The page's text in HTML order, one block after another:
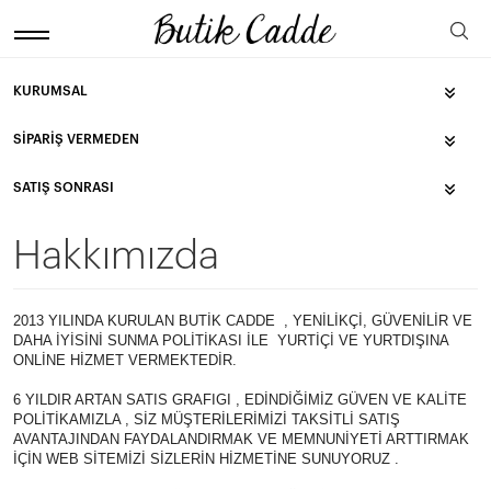
KURUMSAL
SIPARIŞ VERMEDEN
SATIŞ SONRASI
Hakkımızda
2013 YILINDA KURULAN BUTİK CADDE , YENİLİKÇİ, GÜVENİLİR VE
DAHA İYİSİNİ SUNMA POLİTİKASI İLE YURTİÇİ VE YURTDIŞINA
ONLİNE HİZMET VERMEKTEDİR.
6 YILDIR ARTAN SATIS GRAFIGI , EDİNDİĞİMİZ GÜVEN VE KALİTE
POLİTİKAMIZLA , SİZ MÜŞTERİLERİMİZİ TAKSİTLİ SATIŞ
AVANTAJINDAN FAYDALANDIRMAK VE MEMNUNİYETİ ARTTIRMAK
İÇİN WEB SİTEMİZİ SİZLERİN HİZMETİNE SUNUYORUZ .